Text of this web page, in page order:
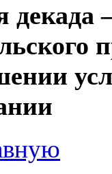
декада